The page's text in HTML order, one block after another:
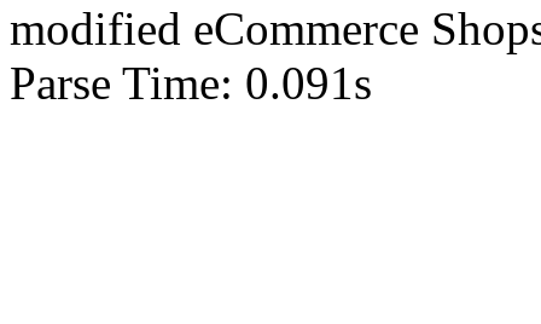
modified eCommerce
Parse Time: 0.091s